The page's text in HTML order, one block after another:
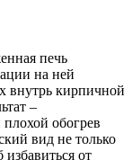
печь
на ней
внутрь кирпичной
–
плохой обогрев
вид не только
от